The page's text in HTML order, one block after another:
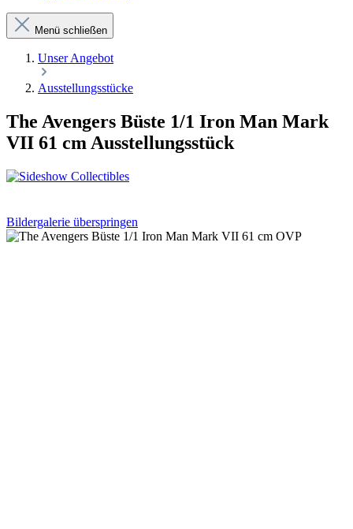
Menü schließen
Unser Angebot
Ausstellungsstücke
The Avengers Büste 1/1 Iron Man Mark
VII 61 cm Ausstellungsstück
Bildergalerie überspringen